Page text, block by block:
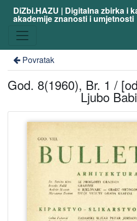
DiZbi.HAZU | Digitalna zbirka i
akademije znanosti i umjetnosti
Povratak
God. 8(1960), Br. 1 /
Ljubo